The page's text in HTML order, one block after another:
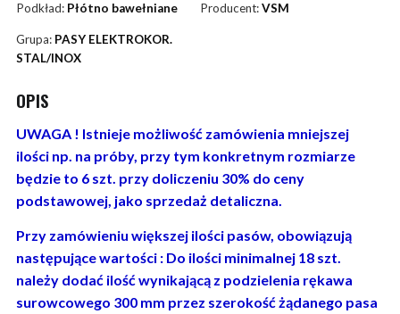
Podkład: Płótno bawełniane Producent:VSM
Grupa: PASY ELEKTROKOR.
STAL/INOX
OPIS
UWAGA ! Istnieje możliwość zamówienia mniejszej
ilości np. na próby, przy tym konkretnym rozmiarze
będzie to 6 szt. przy doliczeniu 30% do ceny
podstawowej, jako sprzedaż detaliczna.
Przy zamówieniu większej ilości pasów, obowiązują
następujące wartości : Do ilości minimalnej 18 szt.
należy dodać ilość wynikającą z podzielenia rękawa
surowcowego 300 mm przez szerokość żądanego pasa